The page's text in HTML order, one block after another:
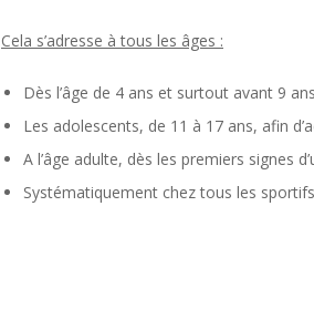
Cela s’adresse à tous les âges :
Dès l’âge de 4 ans et surtout avant 9
Les adolescents, de 11 à 17 ans, afin
A l’âge adulte, dès les premiers signes
Systématiquement chez tous les